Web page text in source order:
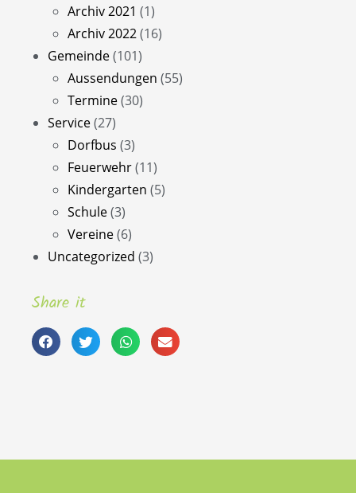
Archiv 2021 (1)
Archiv 2022(16)
Gemeinde(101)
Aussendungen (55)
Termine(30)
Service(27)
Dorfbus (3)
Feuerwehr(11)
Kindergarten (5)
Schule(3)
Vereine(6)
Uncategorized (3)
Share it